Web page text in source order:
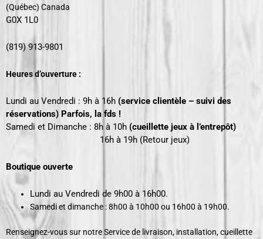
(Québec) Canada
G0X 1L0
(819) 913-9801
Heures d’ouverture :
Lundi au Vendredi : 9h à 16h (service clientèle – suivi des
réservations) Parfois, la fds !
Samedi et Dimanche : 8h à 10h (cueillette jeux à l’entrepôt)
16h à 19h (Retour jeux)
Boutique ouverte
Lundi au Vendredi de 9h00 à 16h00.
Samedi et dimanche : 8h00 à 10h00 ou 16h00 à 19h00.
Renseignez-vous sur notre Service de livraison, installation, cueillette